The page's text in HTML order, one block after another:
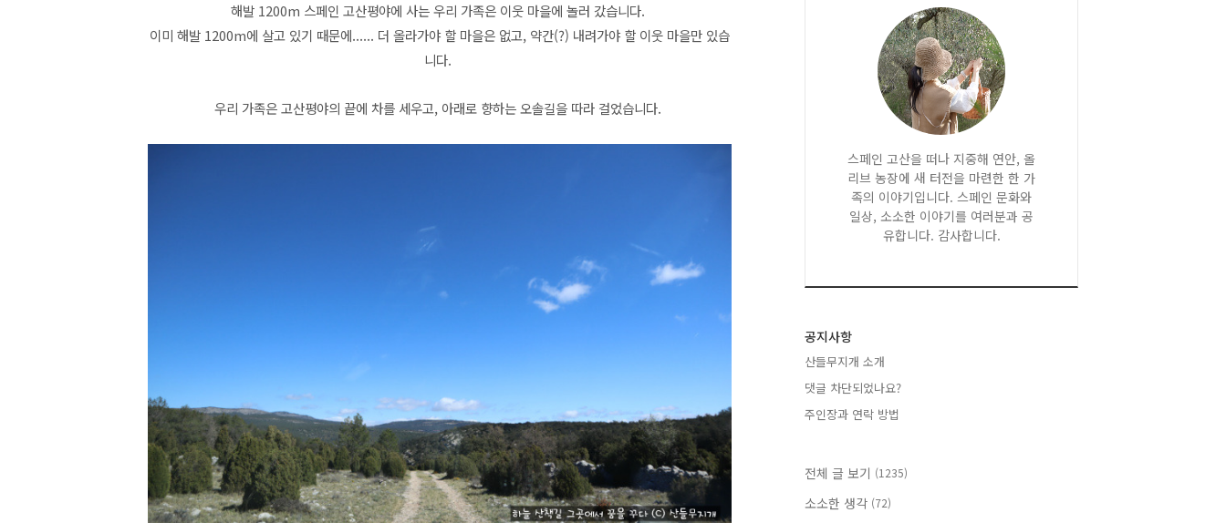
해발 1200m 스페인 고산평야에 사는 우리 가족은 이웃 마을에 놀러 갔습니다.
이미 해발 1200m에 살고 있기 때문에...... 더 올라가야 할 마을은 없고, 약간(?) 내려가야 할 이웃 마을만 있습
니다.
우리 가족은 고산평야의 끝에 차를 세우고, 아래로 향하는 오솔길을 따라 걸었습니다.
스페인 고산을 떠나 지중해 연안, 올
리브 농장에 새 터전을 마련한 한 가
족의 이야기입니다. 스페인 문화와
일상, 소소한 이야기를 여러분과 공
유합니다. 감사합니다.
공지사항
산들무지개 소개
댓글 차단되었나요?
주인장과 연락 방법
전체 글 보기 (1235)
소소한 생각 (72)